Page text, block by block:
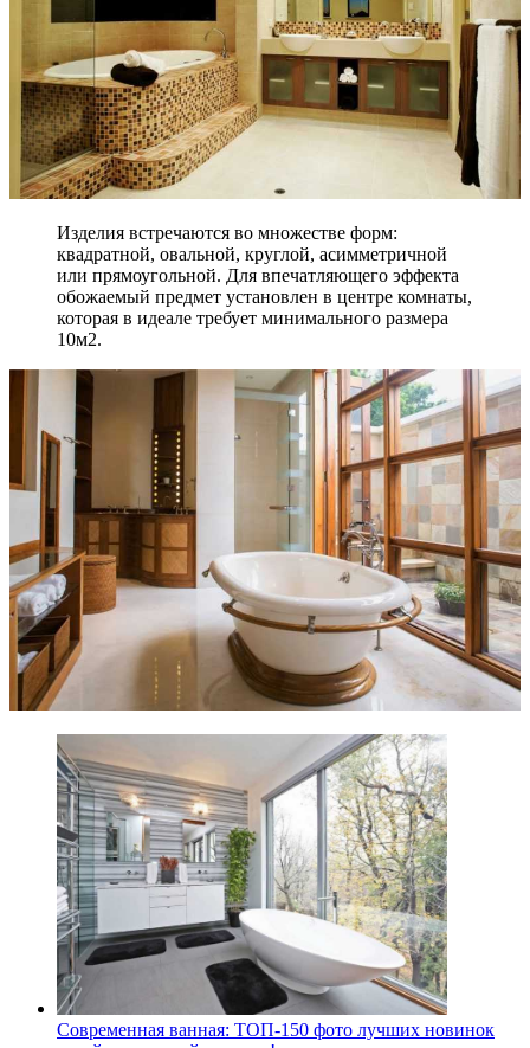
Изделия встречаются во множестве форм:
квадратной, овальной, круглой, асимметричной
или прямоугольной. Для впечатляющего эффекта
обожаемый предмет установлен в центре комнаты,
которая в идеале требует минимального размера
10м2.
Современная ванная: ТОП-150 фото лучших новинок